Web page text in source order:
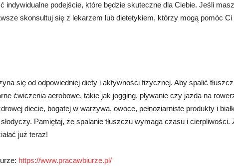
indywidualne podejście, które będzie skuteczne dla Ciebie. Jeśli masz
skonsultuj się z lekarzem lub dietetykiem, którzy mogą pomóc Ci
się od odpowiedniej diety i aktywności fizycznej. Aby spalić
ćwiczenia aerobowe, takie jak jogging, pływanie czy jazda na
diecie, bogatej w warzywa, owoce, pełnoziarniste produkty i
Pamiętaj, że spalanie tłuszczu wymaga czasu i cierpliwości.
już teraz!
https://www.pracawbiurze.pl/